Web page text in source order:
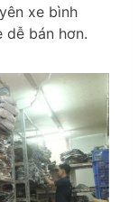
xe bình
dễ bán hơn.